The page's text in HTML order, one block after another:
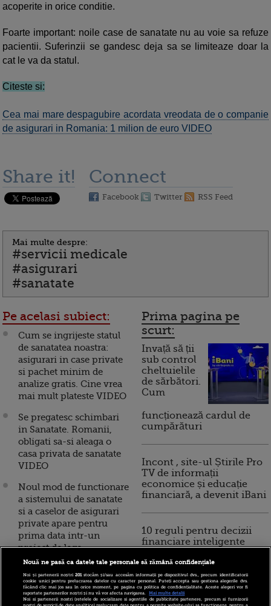
acoperite in orice conditie.
Foarte important: noile case de sanatate nu au voie sa refuze
pacientii. Suferinzii se gandesc deja sa se limiteaze doar la
cat le va da statul.
Citeste si:
Cea mai mare despagubire acordata vreodata de o companie
de asigurari in Romania: 1 milion de euro VIDEO
Share it! Connect
Facebook Twitter RSS Feed
Mai multe despre:
#servicii medicale
#asigurari
#sanatate
Pe acelasi subiect:
Cum se ingrijeste statul
de sanatatea noastra:
asigurari in case private
si pachet minim de
analize gratis. Cine vrea
mai mult plateste VIDEO
Se pregatesc schimbari
in Sanatate. Romanii,
obligati sa-si aleaga o
casa privata de sanatate
VIDEO
Noul mod de functionare
a sistemului de sanatate
si a caselor de asigurari
private apare pentru
prima data intr-un
proiect de lege
Un adevarat cutremur va
lovi sistemul sanitar din
Romania. Cine va
Prima pagina pe
scurt:
Invață să ții
sub control
cheltuielile
de sărbători.
Cum
funcționează cardul de
cumpărături
Incont , site-ul Știrile Pro
TV de informații
economice și educație
financiară, a devenit iBani
10 reguli pentru decizii
financiare inteligente
Nouă ne pasă ca datele tale personale să rămână confidențiale
Noi și partenerii noștri201stocăm și/sau accesăm informații pe dispozitivul dvs., precum identificatorii
cookie unici pentru prelucrarea datelor cu caracter personal. Puteți accepta sau gestiona alegerile dvs.
făcând clic mai jos sau în orice moment, pe pagina cu politica de confidențialitate. Aceste alegeri vor fi
raportate partenerilor noștri și nu vă vor afecta navigarea.
Mai multe detalii
Noi si partenerii nostri (retelele de socializare si agentiile de publicitate partenere, precum si furnizorii